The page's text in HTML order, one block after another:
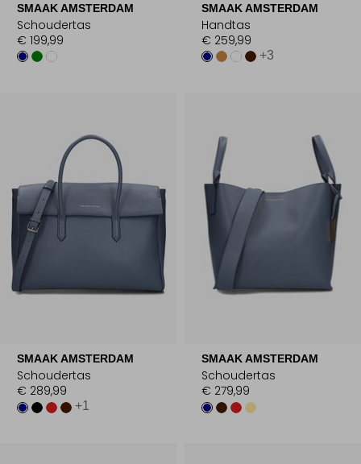
SMAAK AMSTERDAM
Schoudertas
€ 199,99
SMAAK AMSTERDAM
Handtas
€ 259,99
+3
SMAAK AMSTERDAM
Schoudertas
€ 289,99
+1
SMAAK AMSTERDAM
Schoudertas
€ 279,99